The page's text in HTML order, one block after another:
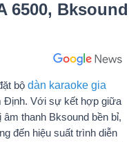
6500, Bksound
bộ dàn karaoke gia
Định. Với sự kết hợp giữa
thanh Bksound bền bỉ,
đến hiệu suất trình diễn